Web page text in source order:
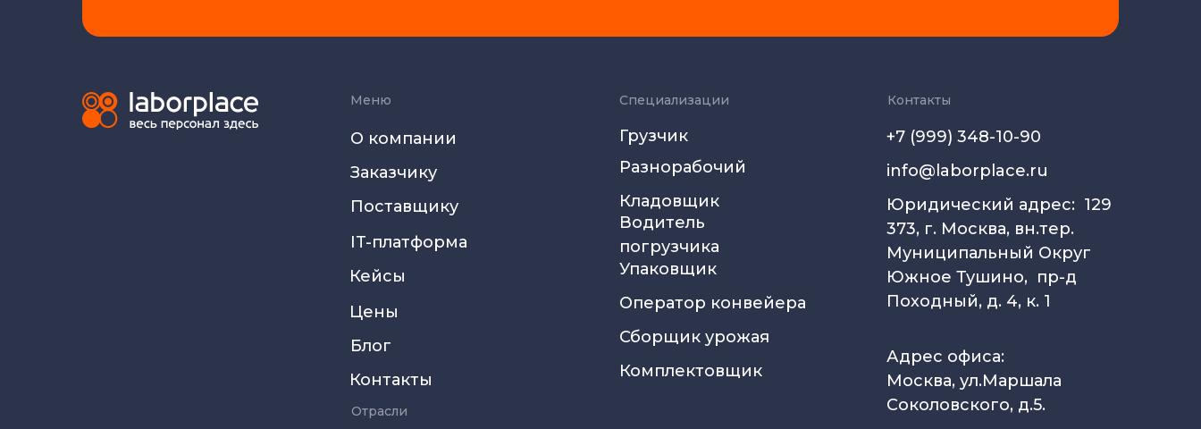
Меню
О компании
Заказчику
Поставщику
Кейсы
Цены
Контакты
Блог
Специализации
Грузчик
Разнорабочий
Кладовщик
Водитель
погрузчика
Упаковщик
Оператор конвейера
Сборщик урожая
Отрасли
Комплектовщик
Контакты
+7 (999) 348-10-90
info@laborplace.ru
Юридический адрес: 129
373, г. Москва, вн.тер.
Муниципальный Округ
Южное Тушино, пр-д
Походный, д. 4, к. 1
Адрес офиса:
Москва, ул.Маршала
Соколовского, д.5.
IT-платформа